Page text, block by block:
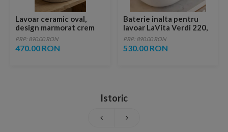
Lavoar ceramic oval,
design marmorat crem
lucios cu vene aurii,
ventil inclus
PRP: 890.00 RON
470.00 RON
Baterie inalta pentru
lavoar LaVita Verdi 220,
fara ventil, brushed
copper
PRP: 890.00 RON
530.00 RON
Istoric